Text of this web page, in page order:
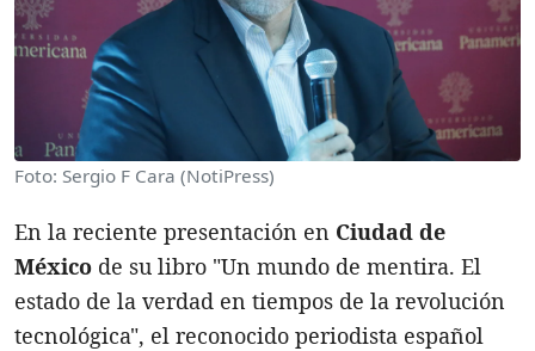
Foto: Sergio F Cara (NotiPress)
En la reciente presentación en Ciudad de
México de su libro "Un mundo de mentira. El
estado de la verdad en tiempos de la revolución
tecnológica", el reconocido periodista español